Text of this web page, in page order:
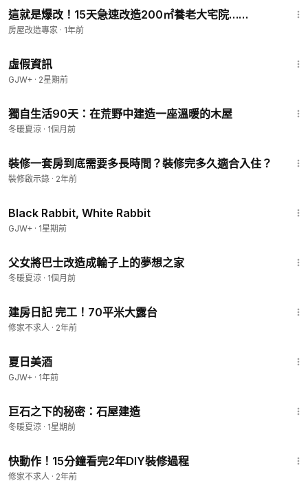
這就是爆改！15天急速改造200㎡養老大宅院……
房屋改造專家 · 1年前
虛假資訊
GJW+ · 2星期前
獨自生活90天：在荒野中建造一座溫暖的木屋
冬暖夏涼 · 1個月前
裝修一套房到底需要多長時間？裝修完多久適合入住？
裝修啟示錄 · 2年前
Black Rabbit, White Rabbit
GJW+ · 1星期前
父女將巴士改造成輪子上的夢想之家
冬暖夏涼 · 1個月前
建房日記 完工！70平米大露台
修家不求人 · 2年前
夏日美酒
GJW+ · 1年前
巨石之下的秘密：石屋建造
冬暖夏涼 · 1星期前
快動作！15分鐘看完2年DIY裝修過程
修家不求人 · 2年前